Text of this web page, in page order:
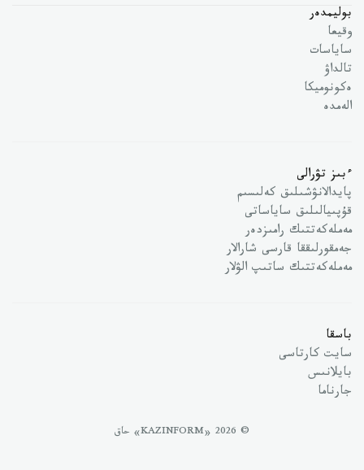
بوليمدەر
وقيعا
ساياسات
تالداۋ
ەكونوميكا
الەمدە
ءبىز تۋرالى
پايدالانۋشىلىق كەلىسىم
قۇپىيالىلىق ساياساتى
مەملەكەتتىك رامىزدەر
جەمقورلىققا قارسى شارالار
مەملەكەتتىك ساتىپ الۋلار
باسقا
سايت كارتاسى
بايلانىس
جارناما
© 2026 «KAZINFORM» حاق